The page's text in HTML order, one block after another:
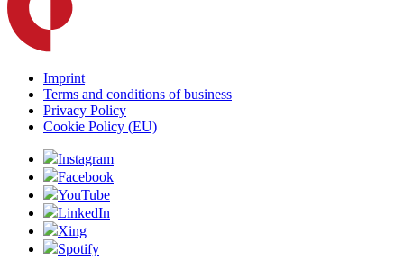
Imprint
Terms and conditions of business
Privacy Policy
Cookie Policy (EU)
Instagram
Facebook
YouTube
LinkedIn
Xing
Spotify